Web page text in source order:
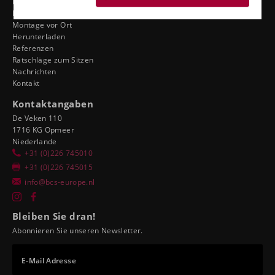
Händler motorsport tuning
Montage vor Ort
Herunterladen
Referenzen
Ratschläge zum Sitzen
Nachrichten
Kontakt
Kontaktangaben
De Veken 110
1716 KG Opmeer
Niederlande
+31 (0)226 745010
+31 (0)226 745015
info@bcs-europe.nl
Bleiben Sie dran!
Abonnieren Sie unseren Newsletter.
E-Mail Adresse